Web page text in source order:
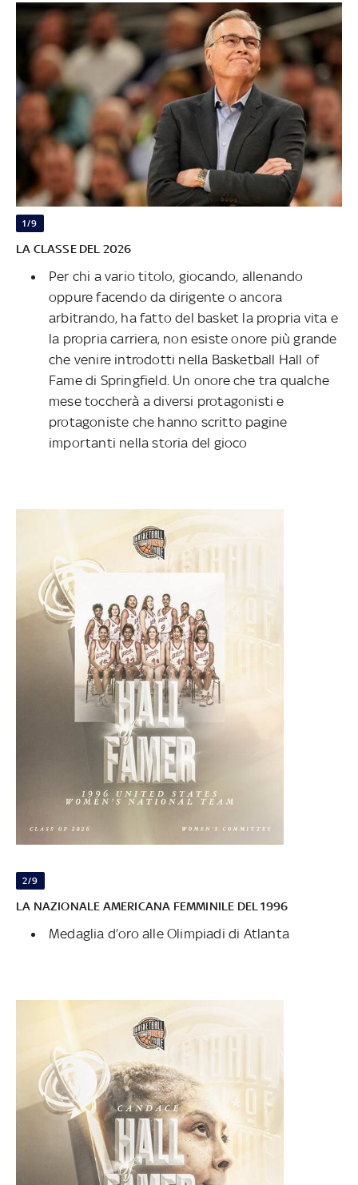
1/9
LA CLASSE DEL 2026
Per chi a vario titolo, giocando, allenando
oppure facendo da dirigente o ancora
arbitrando, ha fatto del basket la propria vita e
la propria carriera, non esiste onore più grande
che venire introdotti nella Basketball Hall of
Fame di Springfield. Un onore che tra qualche
mese toccherà a diversi protagonisti e
protagoniste che hanno scritto pagine
importanti nella storia del gioco
2/9
LA NAZIONALE AMERICANA FEMMINILE DEL 1996
Medaglia d’oro alle Olimpiadi di Atlanta